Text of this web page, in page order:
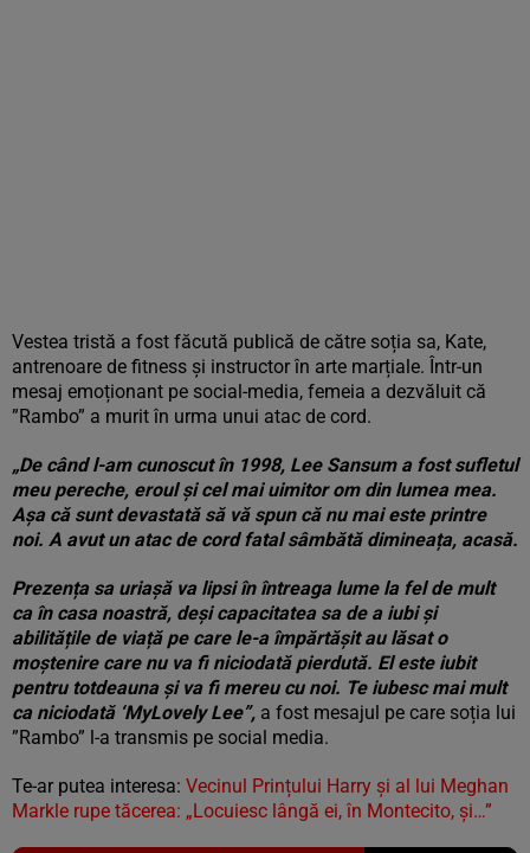
Vestea tristă a fost făcută publică de către soția sa, Kate,
antrenoare de fitness și instructor în arte marțiale. Într-un
mesaj emoționant pe social-media, femeia a dezvăluit că
”Rambo” a murit în urma unui atac de cord.
„De când l-am cunoscut în 1998, Lee Sansum a fost sufletul
meu pereche, eroul și cel mai uimitor om din lumea mea.
Așa că sunt devastată să vă spun că nu mai este printre
noi. A avut un atac de cord fatal sâmbătă dimineața, acasă.
Prezența sa uriașă va lipsi în întreaga lume la fel de mult
ca în casa noastră, deși capacitatea sa de a iubi și
abilitățile de viață pe care le-a împărtășit au lăsat o
moștenire care nu va fi niciodată pierdută. El este iubit
pentru totdeauna și va fi mereu cu noi. Te iubesc mai mult
ca niciodată ‘MyLovely Lee”, a fost mesajul pe care soția lui
”Rambo” l-a transmis pe social media.
Te-ar putea interesa: Vecinul Prințului Harry și al lui Meghan
Markle rupe tăcerea: „Locuiesc lângă ei, în Montecito, și…”